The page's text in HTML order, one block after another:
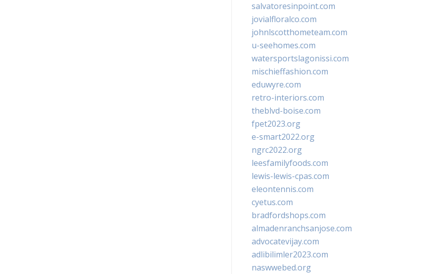
salvatoresinpoint.com
jovialfloralco.com
johnlscotthometeam.com
u-seehomes.com
watersportslagonissi.com
mischieffashion.com
eduwyre.com
retro-interiors.com
theblvd-boise.com
fpet2023.org
e-smart2022.org
ngrc2022.org
leesfamilyfoods.com
lewis-lewis-cpas.com
eleontennis.com
cyetus.com
bradfordshops.com
almadenranchsanjose.com
advocatevijay.com
adlibilimler2023.com
naswwebed.org